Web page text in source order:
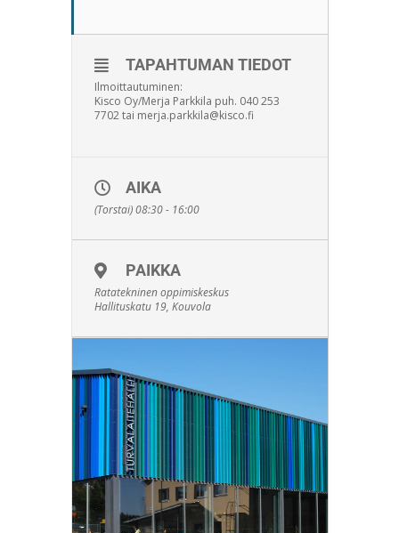
TAPAHTUMAN TIEDOT
Ilmoittautuminen:
Kisco Oy/Merja Parkkila puh. 040 253
7702 tai merja.parkkila@kisco.fi
AIKA
(Torstai) 08:30 - 16:00
PAIKKA
Ratatekninen oppimiskeskus
Hallituskatu 19, Kouvola